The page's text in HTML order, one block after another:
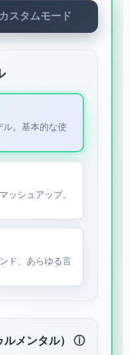
カスタムモード
ル。基本的な使
ッシュアップ。
ド、あらゆる言
ルメンタル） ⓘ